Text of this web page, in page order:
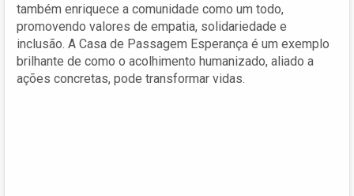
também enriquece a comunidade como um todo,
promovendo valores de empatia, solidariedade e
inclusão. A Casa de Passagem Esperança é um exemplo
brilhante de como o acolhimento humanizado, aliado a
ações concretas, pode transformar vidas.